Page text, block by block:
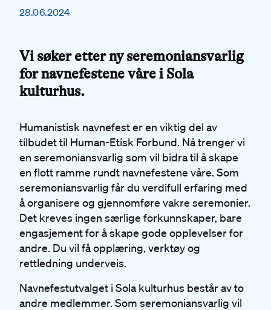
28.06.2024
Vi søker etter ny seremoniansvarlig
for navnefestene våre i Sola
kulturhus.
Humanistisk navnefest er en viktig del av
tilbudet til Human-Etisk Forbund. Nå trenger vi
en seremoniansvarlig som vil bidra til å skape
en flott ramme rundt navnefestene våre. Som
seremoniansvarlig får du verdifull erfaring med
å organisere og gjennomføre vakre seremonier.
Det kreves ingen særlige forkunnskaper, bare
engasjement for å skape gode opplevelser for
andre. Du vil få opplæring, verktøy og
rettledning underveis.
Navnefestutvalget i Sola kulturhus består av to
andre medlemmer. Som seremoniansvarlig vil